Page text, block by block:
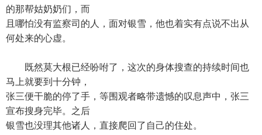
的那帮姑奶奶们，而
且哪怕没有监察司的人，面对银雪，他也着实有点说不出从
何处来的心虚。
既然莫大根已经吩咐了，这次的身体搜查的持续时间也
马上就要到十分钟，
张三便干脆的停了手，等围观者略带遗憾的叹息声中，张三
宣布搜身完毕。之后
银雪也没理其他诸人，直接爬回了自己的住处。